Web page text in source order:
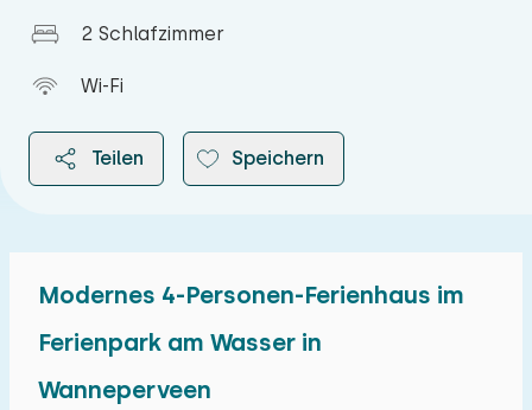
2 Schlafzimmer
Wi-Fi
Teilen Speichern
Modernes 4-Personen-Ferienhaus im
Ferienpark am Wasser in
WanneperveenAugust 2026